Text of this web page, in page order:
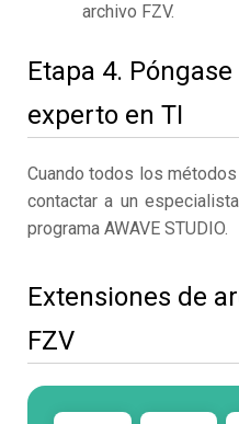
archivo FZV.
Etapa 4.
experto en TI
Cuando todos los
contactar a un
programa AWAVE STUDIO.
Extensiones de
FZV